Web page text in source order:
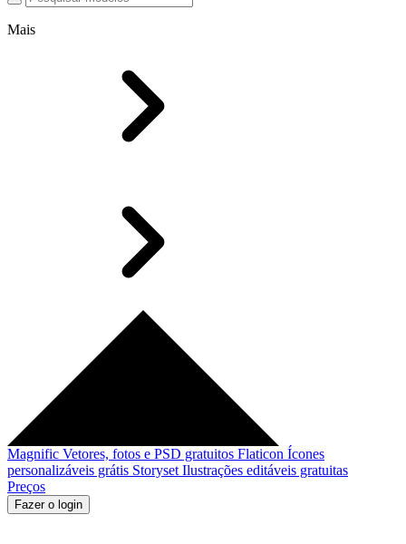
Mais
Magnific Vetores, fotos e PSD gratuitos Flaticon Ícones
personalizáveis grátis Storyset Ilustrações editáveis gratuitas
Preços
Fazer o login